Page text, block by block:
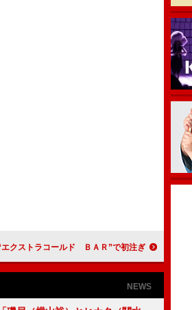
ず「こんな時にはビールを」 “エクストラコールド ＢＡＲ”で初注ぎ
NEWS